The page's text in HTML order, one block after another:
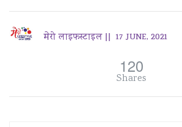
मेरो लाइफस्टाइल || 17 JUNE, 2021
120
Shares